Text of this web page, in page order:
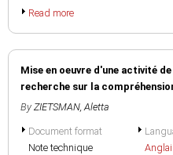
Read more
Mise en oeuvre d'une activité
recherche sur la
By ZIETSMAN, Aletta
Document format
Note technique